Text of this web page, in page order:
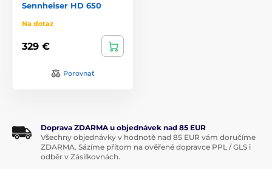
Sennheiser HD 650
Na dotaz
329 €
Porovnať
Doprava ZDARMA u objednávek nad 85 EUR
Všechny objednávky v hodnotě nad 85 EUR vám doručíme
ZDARMA. Sázíme přitom na ověřené dopravce PPL / GLS i
odběr v Zásilkovnách.